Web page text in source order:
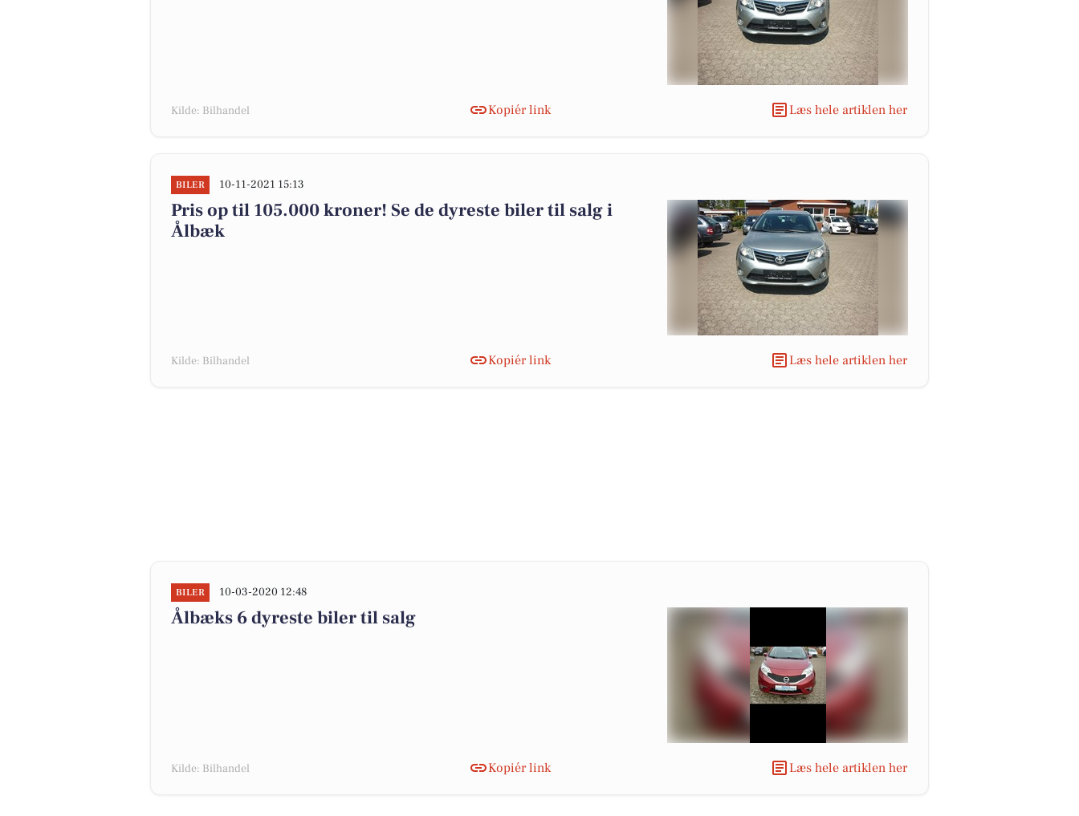
Kilde: Bilhandel Kopiér link Læs hele artiklen her
BILER 10-11-2021 15:13
Pris op til 105.000 kroner! Se de dyreste biler til salg i
Ålbæk
Kilde: Bilhandel Kopiér link Læs hele artiklen her
BILER 10-03-2020 12:48
Ålbæks 6 dyreste biler til salg
Kilde: Bilhandel Kopiér link Læs hele artiklen her